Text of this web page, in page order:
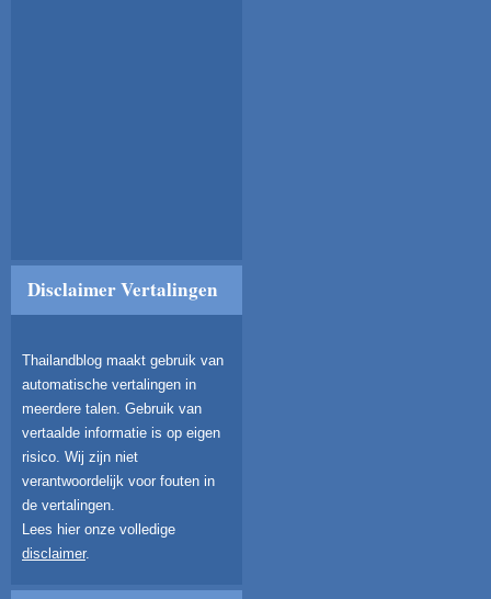
Disclaimer Vertalingen
Thailandblog maakt gebruik van
automatische vertalingen in
meerdere talen. Gebruik van
vertaalde informatie is op eigen
risico. Wij zijn niet
verantwoordelijk voor fouten in
de vertalingen.
Lees hier onze volledige
disclaimer.